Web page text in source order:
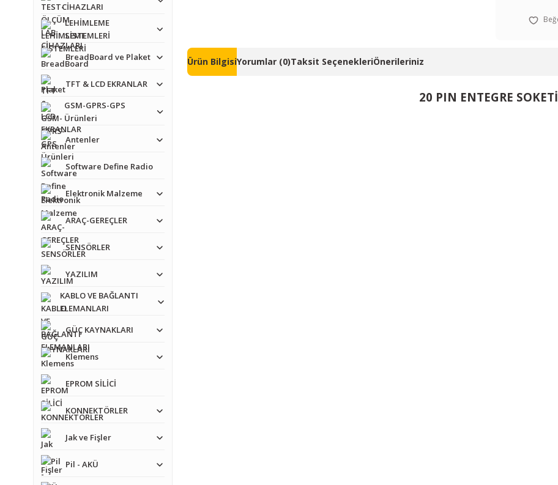
CİHAZLARI
LEHİMLEME
SİSTEMLERİ
BreadBoard ve Plaket
TFT & LCD EKRANLAR
GSM-GPRS-GPS
Ürünleri
Antenler
Software Define Radio
Elektronik Malzeme
ARAÇ-GEREÇLER
SENSÖRLER
YAZILIM
KABLO VE BAĞLANTI
ELEMANLARI
GÜÇ KAYNAKLARI
Klemens
EPROM SİLİCİ
KONNEKTÖRLER
Jak ve Fişler
Pil - AKÜ
Ürün BilgisiYorumlar (0)Taksit SeçenekleriÖnerileriniz
20 PIN ENTEGRE SOKETİ